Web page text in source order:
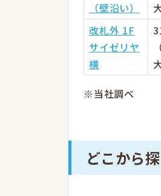
（壁沿い）
改札外 1F
サイゼリヤ
横
※当社調べ
どこから